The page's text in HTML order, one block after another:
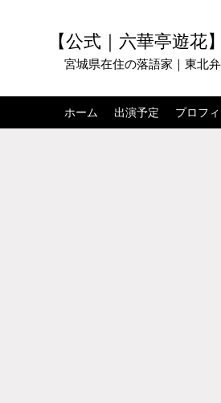
【公式｜六華亭遊花
宮城県在住の落語家｜東北
ホーム 出演予定 プロフ